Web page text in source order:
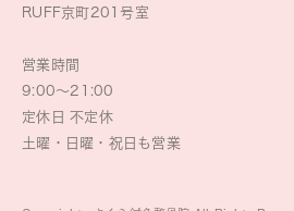
RUFF京町201号室
営業時間
9:00～21:00
定休日 不定休
土曜・日曜・祝日も営業